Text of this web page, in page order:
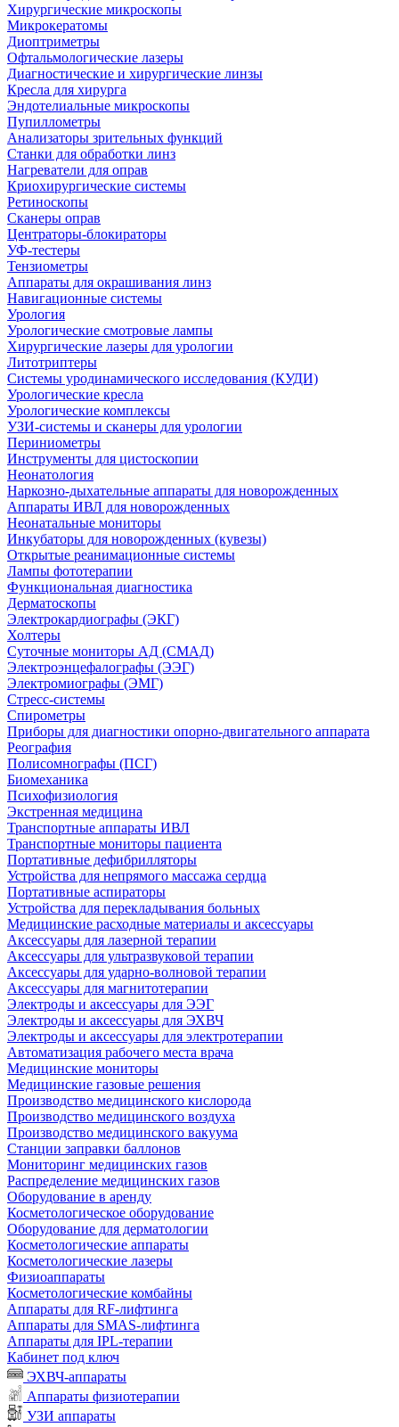
Хирургические микроскопы
Микрокератомы
Диоптриметры
Офтальмологические лазеры
Диагностические и хирургические линзы
Кресла для хирурга
Эндотелиальные микроскопы
Пупиллометры
Анализаторы зрительных функций
Станки для обработки линз
Нагреватели для оправ
Криохирургические системы
Ретиноскопы
Сканеры оправ
Центраторы-блокираторы
УФ-тестеры
Тензиометры
Аппараты для окрашивания линз
Навигационные системы
Урология
Урологические смотровые лампы
Хирургические лазеры для урологии
Литотриптеры
Системы уродинамического исследования (КУДИ)
Урологические кресла
Урологические комплексы
УЗИ-системы и сканеры для урологии
Периниометры
Инструменты для цистоскопии
Неонатология
Наркозно-дыхательные аппараты для новорожденных
Аппараты ИВЛ для новорожденных
Неонатальные мониторы
Инкубаторы для новорожденных (кувезы)
Открытые реанимационные системы
Лампы фототерапии
Функциональная диагностика
Дерматоскопы
Электрокардиографы (ЭКГ)
Холтеры
Суточные мониторы АД (СМАД)
Электроэнцефалографы (ЭЭГ)
Электромиографы (ЭМГ)
Стресс-системы
Спирометры
Приборы для диагностики опорно-двигательного аппарата
Реография
Полисомнографы (ПСГ)
Биомеханика
Психофизиология
Экстренная медицина
Транспортные аппараты ИВЛ
Транспортные мониторы пациента
Портативные дефибрилляторы
Устройства для непрямого массажа сердца
Портативные аспираторы
Устройства для перекладывания больных
Медицинские расходные материалы и аксессуары
Аксессуары для лазерной терапии
Аксессуары для ультразвуковой терапии
Аксессуары для ударно-волновой терапии
Аксессуары для магнитотерапии
Электроды и аксессуары для ЭЭГ
Электроды и аксессуары для ЭХВЧ
Электроды и аксессуары для электротерапии
Автоматизация рабочего места врача
Медицинские мониторы
Медицинские газовые решения
Производство медицинского кислорода
Производство медицинского воздуха
Производство медицинского вакуума
Станции заправки баллонов
Мониторинг медицинских газов
Распределение медицинских газов
Оборудование в аренду
Косметологическое оборудование
Оборудование для дерматологии
Косметологические аппараты
Косметологические лазеры
Физиоаппараты
Косметологические комбайны
Аппараты для RF-лифтинга
Аппараты для SMAS-лифтинга
Аппараты для IPL-терапии
Кабинет под ключ
ЭХВЧ-аппараты
Аппараты физиотерапии
УЗИ аппараты